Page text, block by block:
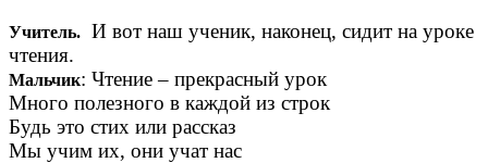
Учитель. И вот наш ученик, наконец, сидит на уроке
чтения.
Мальчик: Чтение – прекрасный урок
Много полезного в каждой из строк
Будь это стих или рассказ
Мы учим их, они учат нас